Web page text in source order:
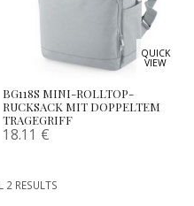
QUICK
VIEW
BG118S MINI-ROLLTOP-
RUCKSACK MIT DOPPELTEM
TRAGEGRIFF
18.11 €
2 RESULTS